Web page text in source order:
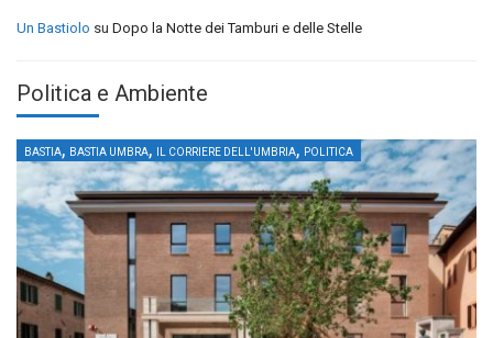
Un Bastiolo su Dopo la Notte dei Tamburi e delle Stelle
Politica e Ambiente
BASTIA, BASTIA UMBRA, IL CORRIERE DELL'UMBRIA, POLITICA